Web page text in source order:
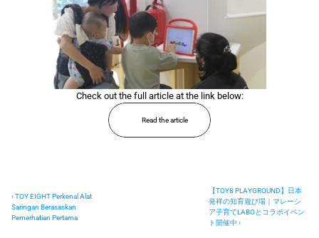
Check out the full article at the link below:
Read the article
‹ TOY EIGHT Perkenal Alat
Saringan Berasaskan
Pemerhatian Pertama
【TOY8 PLAYGROUND】日本
発祥の知育遊び場｜マレーシ
ア子育てLABOとコラボイベン
ト開催中 ›